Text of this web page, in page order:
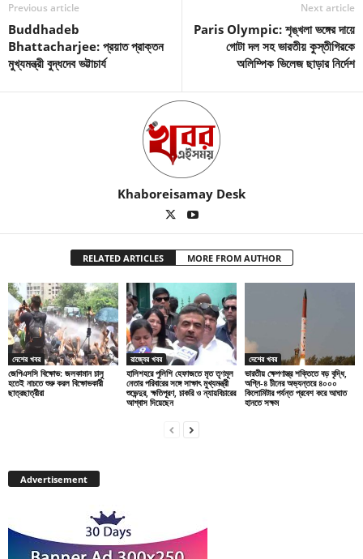
Previous article
Buddhadeb
Bhattacharjee: প্রয়াত প্রাক্তন
মুখ্যমন্ত্রী বুদ্ধদেব ভট্টাচার্য
Next article
Paris Olympic: শৃঙ্খলা ভঙ্গের দায়ে
গোটা দল সহ ভারতীয় কুস্তীগিরকে
অলিম্পিক ভিলেজ ছাড়ার নির্দেশ
Khaboreisamay Desk
RELATED ARTICLES MORE FROM AUTHOR
দেশের খবর
জেপিএসসি বিক্ষোভ: জলকামান চালু
হতেই নাচতে শুরু করল বিক্ষোভকারী
ছাত্রছাত্রীরা
রাজ্যের খবর
হালিশহরে পুলিশি হেফাজতে মৃত তৃণমূল
নেতার পরিবারের সঙ্গে সাক্ষাৎ মুখ্যমন্ত্রী
শুভেন্দুর, ক্ষতিপূরণ, চাকরি ও ন্যায়বিচারের
আশ্বাস দিয়েছেন
দেশের খবর
ভারতীয় ক্ষেপণাস্ত্র শক্তিতে বড় বৃদ্ধি,
অগ্নি-৪ চীনের অভ্যন্তরে ৪০০০
কিলোমিটার পর্যন্ত প্রবেশ করে আঘাত
হানতে সক্ষম
Advertisement